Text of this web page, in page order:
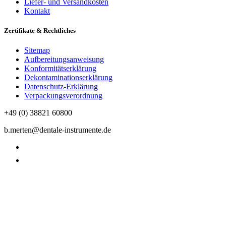
Kontakt
Zertifikate & Rechtliches
Sitemap
Aufbereitungsanweisung
Konformitätserklärung
Dekontaminationserklärung
Datenschutz-Erklärung
Verpackungsverordnung
+49 (0) 38821 60800
b.merten@dentale-instrumente.de